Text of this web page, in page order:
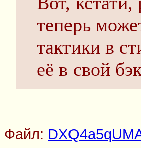
теперь
тактики в
её в свой
Файл: